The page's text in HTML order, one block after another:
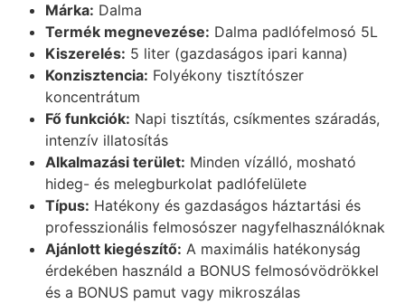
Márka: Dalma
Termék megnevezése: Dalma padlófelmosó 5L
Kiszerelés: 5 liter (gazdaságos ipari kanna)
Konzisztencia: Folyékony tisztítószer
koncentrátum
Fő funkciók: Napi tisztítás, csíkmentes száradás,
intenzív illatosítás
Alkalmazási terület: Minden vízálló, mosható
hideg- és melegburkolat padlófelülete
Típus: Hatékony és gazdaságos háztartási és
professzionális felmosószer nagyfelhasználóknak
Ajánlott kiegészítő: A maximális hatékonyság
érdekében használd a BONUS felmosóvödrökkel
és a BONUS pamut vagy mikroszálas